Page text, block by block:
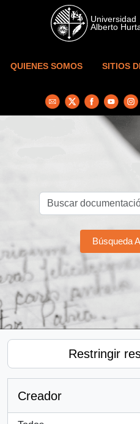
Skip to main content
QUIENES SOMOS SITIOS
Búsqueda
Restringir
Creador